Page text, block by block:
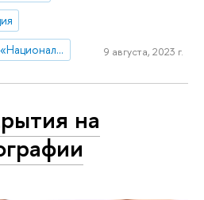
Стратегический проект «Национальный центр научно-технологического и социально-экономического прогнозирования»
9 августа, 2023 г.
на